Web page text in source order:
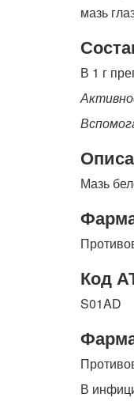
мазь
В 1 г
Мазь
Код
S01AD
В